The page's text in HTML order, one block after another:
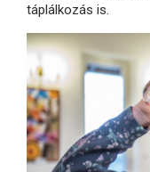
táplálkozás is.